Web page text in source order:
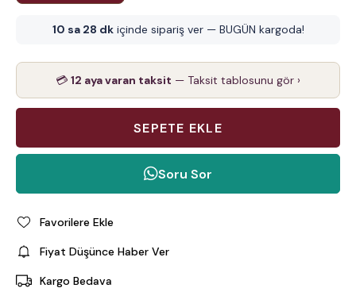
10 sa 28 dkiçinde sipariş ver — BUGÜN kargoda!
💳 12 aya varan taksit — Taksit tablosunu gör ›
Soru Sor
Favorilere Ekle
Fiyat Düşünce Haber Ver
Kargo Bedava